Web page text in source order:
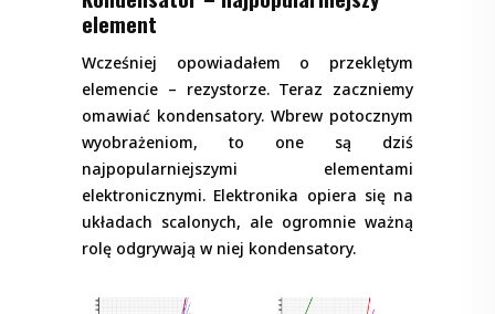
element
Wcześniej opowiadałem o przeklętym
elemencie – rezystorze. Teraz zaczniemy
omawiać kondensatory. Wbrew potocznym
wyobrażeniom, to one są dziś
najpopularniejszymi elementami
elektronicznymi. Elektronika opiera się na
układach scalonych, ale ogromnie ważną
rolę odgrywają w niej kondensatory.